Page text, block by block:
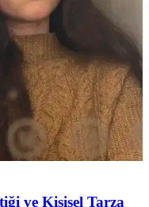
ve Kişisel Tarza